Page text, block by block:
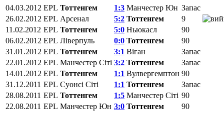
04.03.2012 EPL Тоттенгем 1:3 Манчестер Юн Запас
26.02.2012 EPL Арсенал 5:2 Тоттенгем
9
11.02.2012 EPL Тоттенгем 5:0 Ньюкасл
90
06.02.2012 EPL Ліверпуль 0:0 Тоттенгем
90
31.01.2012 EPL Тоттенгем 3:1 Віган
Запас
22.01.2012 EPL Манчестер Сіті 3:2 Тоттенгем
Запас
14.01.2012 EPL Тоттенгем 1:1 Вулвергемптон 90
31.12.2011 EPL Суонсі Сіті 1:1 Тоттенгем
Запас
28.08.2011 EPL Тоттенгем 1:5 Манчестер Сіті 90
22.08.2011 EPL Манчестер Юн 3:0 Тоттенгем 90